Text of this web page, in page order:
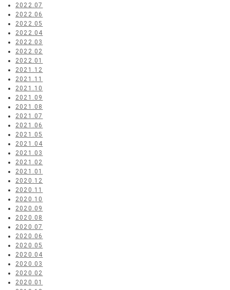
2022.07
2022.06
2022.05
2022.04
2022.03
2022.02
2022.01
2021.12
2021.11
2021.10
2021.09
2021.08
2021.07
2021.06
2021.05
2021.04
2021.03
2021.02
2021.01
2020.12
2020.11
2020.10
2020.09
2020.08
2020.07
2020.06
2020.05
2020.04
2020.03
2020.02
2020.01